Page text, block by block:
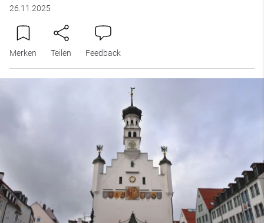
26.11.2025
Merken Teilen Feedback